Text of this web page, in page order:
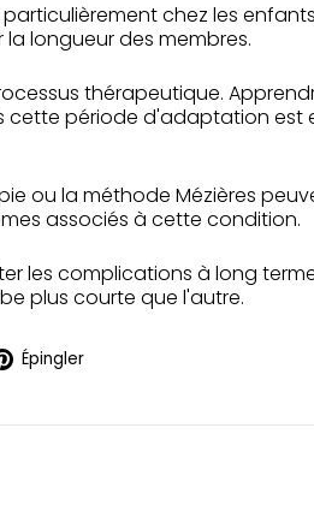
chez les
longueur des membres.
thérapeutique.
période d'adaptation est
ou la méthode Mézières
associés à cette condition.
les complications à long
plus courte que l'autre.
Épingler